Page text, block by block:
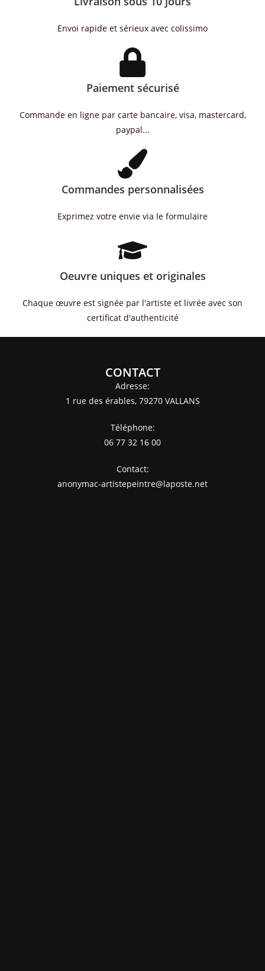
Envoi rapide et sérieux avec colissimo
Paiement sécurisé
Commande en ligne par carte bancaire, visa, mastercard,
paypal...
Commandes personnalisées
Exprimez votre envie via le formulaire
Oeuvre uniques et originales
Chaque œuvre est signée par l'artiste et livrée avec son
certificat d'authenticité
CONTACT
Adresse:
1 rue des érables, 79270 VALLANS
Téléphone:
06 77 32 16 00
Contact:
anonymac-artistepeintre@laposte.net